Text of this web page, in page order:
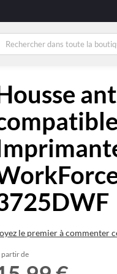
le premier à commenter
partir de